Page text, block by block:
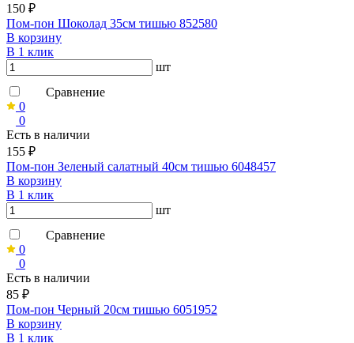
150 ₽
Пом-пон Шоколад 35см тишью 852580
В корзину
В 1 клик
шт
Сравнение
0
0
Есть в наличии
155 ₽
Пом-пон Зеленый салатный 40см тишью 6048457
В корзину
В 1 клик
шт
Сравнение
0
0
Есть в наличии
85 ₽
Пом-пон Черный 20см тишью 6051952
В корзину
В 1 клик